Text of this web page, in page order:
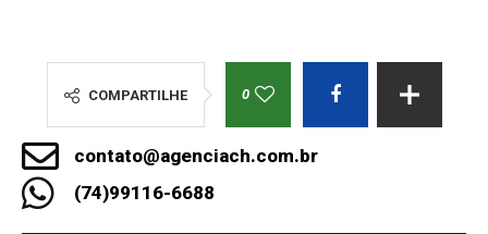
COMPARTILHE 0
contato@agenciach.com.br
(74)99116-6688